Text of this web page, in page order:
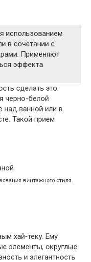
использованием
в сочетании с
Применяют
эффекта
сделать это.
черно-белой
над ванной или в
Такой прием
винтажного стиля.
хай-теку. Ему
элементы, округлые
и элегантность